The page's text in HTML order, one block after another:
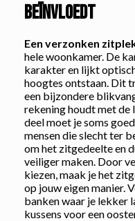
beïnvloedt
Een verzonken
hele woonkamer. De
karakter en lijkt
hoogtes ontstaan. Dit
een bijzondere
rekening houdt met de
deel moet je soms
mensen die slecht ter
om het zitgedeelte en
veiliger maken. Door
kiezen, maak je het
op jouw eigen manier.
banken waar je lekker
kussens voor een